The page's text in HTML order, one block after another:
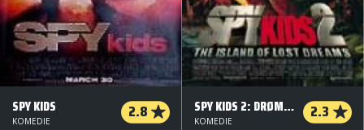
SPY KIDS 2.8
KOMEDIE
SPY KIDS 2: DRØMMENES Ø 2.3
KOMEDIE